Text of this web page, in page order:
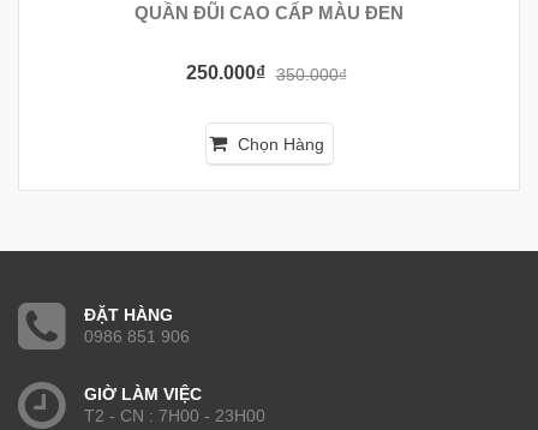
QUẦN ĐŨI CAO CẤP MÀU ĐEN
250.000₫ 350.000₫
Chọn Hàng
ĐẶT HÀNG
0986 851 906
GIỜ LÀM VIỆC
T2 - CN : 7H00 - 23H00